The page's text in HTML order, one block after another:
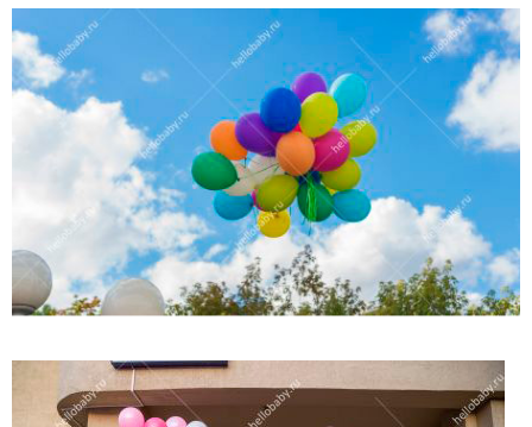
(работает только если на устройстве установлен указанный
мессенджер)
Ваше имя:*
Имя мужа:*
Его телефон:*